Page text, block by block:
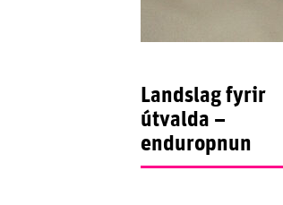
Landslag fyrir
útvalda –
enduropnun